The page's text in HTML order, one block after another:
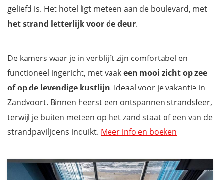
geliefd is. Het hotel ligt meteen aan de boulevard, met
het strand letterlijk voor de deur.
De kamers waar je in verblijft zijn comfortabel en
functioneel ingericht, met vaakeen mooi zicht op zee
of op de levendige kustlijn. Ideaal voor je vakantie in
Zandvoort. Binnen heerst een ontspannen strandsfeer,
terwijl je buiten meteen op het zand staat of een van de
strandpaviljoens induikt. Meer info en boeken